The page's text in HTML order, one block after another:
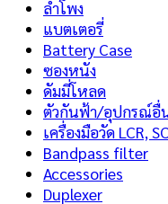
ลำโพง
แบตเตอรี่
Battery Case
ซองหนัง
ดัมมี่โหลด
ตัวกันฟ้า/อุปกรณ์อื่
เครื่องมือวัด LCR,
Bandpass filter
Accessories
Duplexer